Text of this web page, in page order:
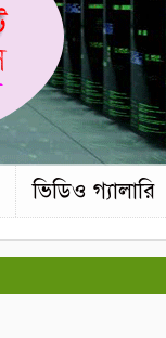
ভিডিও গ্যালারি